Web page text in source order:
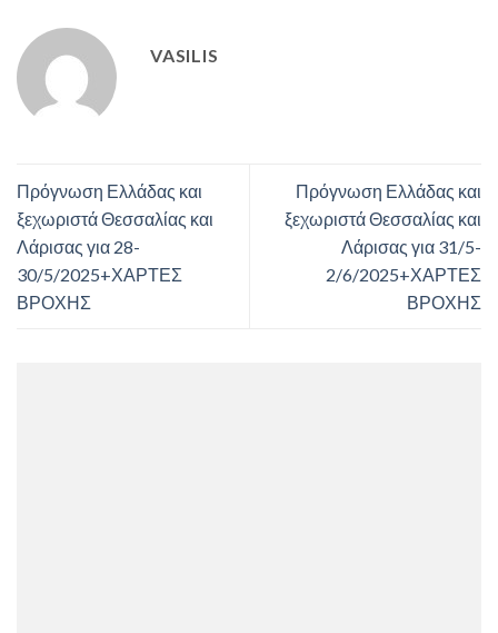
VASILIS
Πρόγνωση Ελλάδας και
ξεχωριστά Θεσσαλίας και
Λάρισας για 28-
30/5/2025+ΧΑΡΤΕΣ
ΒΡΟΧΗΣ
Πρόγνωση Ελλάδας και
ξεχωριστά Θεσσαλίας και
Λάρισας για 31/5-
2/6/2025+ΧΑΡΤΕΣ
ΒΡΟΧΗΣ